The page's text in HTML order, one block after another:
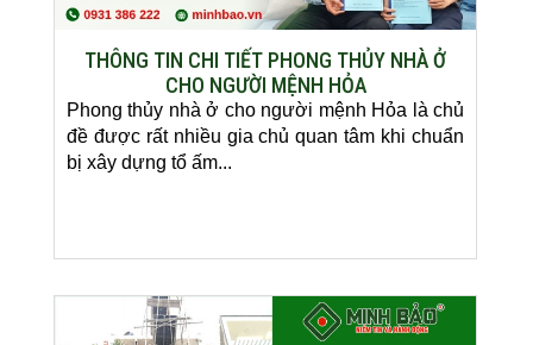
THÔNG TIN CHI TIẾT PHONG THỦY NHÀ Ở
CHO NGƯỜI MỆNH HỎA
Phong thủy nhà ở cho người mệnh Hỏa là chủ
đề được rất nhiều gia chủ quan tâm khi chuẩn
bị xây dựng tổ ấm...